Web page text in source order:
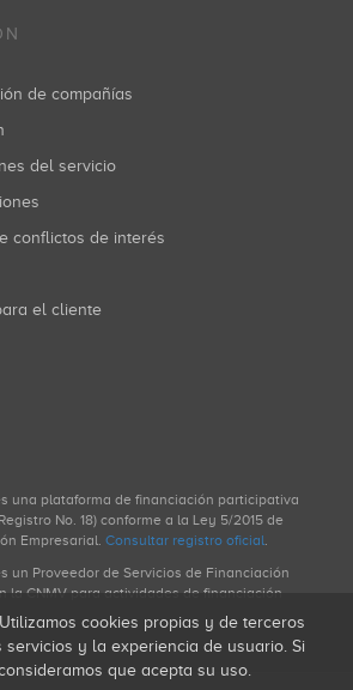
de compañías
del servicio
conflictos de interés
el cliente
una plataforma de financiación participativa
No. 18) conforme a la Ley 5/2015 de
Empresarial. Consultar registro oficial
un Proveedor de Servicios de Financiación
la CNMV para actividades de financiación
Utilizamos cookies propias y de terceros
servicios y la experiencia de usuario. Si
que acepta su uso.